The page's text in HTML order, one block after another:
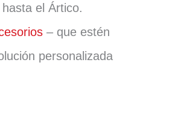
el Ártico.
– que estén
personalizada